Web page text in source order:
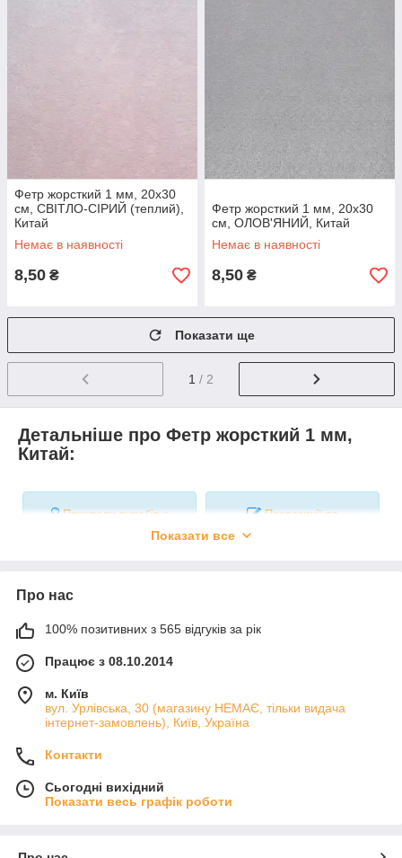
Фетр жорсткий 1 мм, 20x30
см, СВІТЛО-СІРИЙ (теплий),
Китай
Немає в наявності
8,50 ₴
Фетр жорсткий 1 мм, 20x30
см, ОЛОВ'ЯНИЙ, Китай
Немає в наявності
8,50 ₴
Показати ще
1 / 2
Детальніше про Фетр жорсткий 1 мм,
Китай:
Приклади виробів з
Пропозиції по
поліпшенню розділу
Ціна: Низька ціна
Ціна/ Якість:
творчості, для проби, для дрібних
елементів, де не потрібно відмінної якості
Палітра
кольорів:
Показати все
Про нас
100% позитивних з 565 відгуків за рік
Працює з 08.10.2014
м. Київ
вул. Урлівська, 30 (магазину НЕМАЄ, тільки видача
інтернет-замовлень), Київ, Україна
Контакти
Сьогодні вихідний
Показати весь графік роботи